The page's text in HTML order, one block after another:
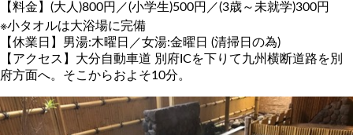
【料金】(大人)800円／(小学生)500円／(3歳～未就学)300円
※小タオルは大浴場に完備
【休業日】男湯:木曜日／女湯:金曜日 (清掃日の為)
【アクセス】大分自動車道 別府ICを下りて九州横断道路を別
府方面へ。そこからおよそ10分。